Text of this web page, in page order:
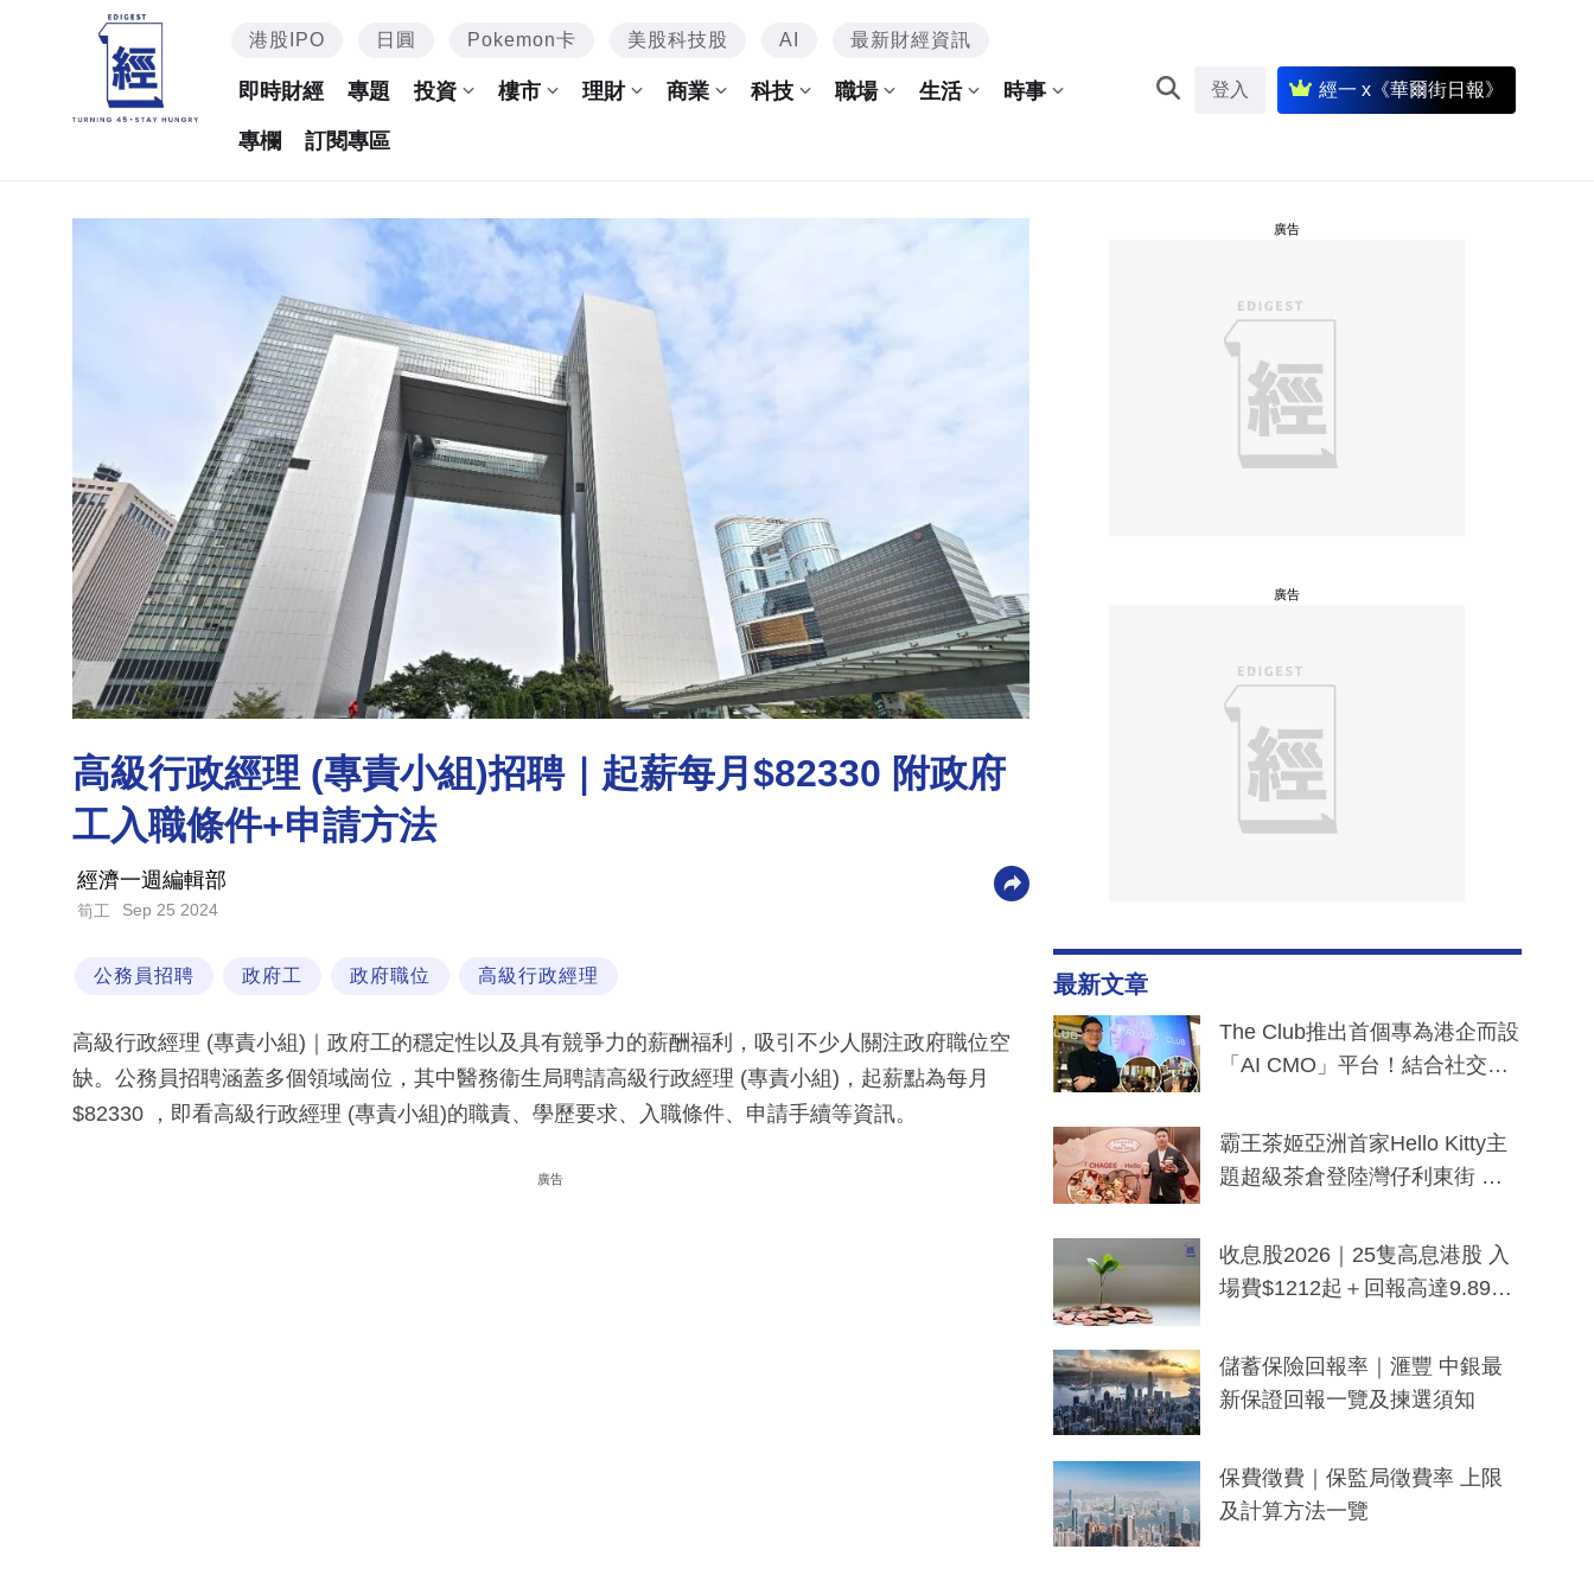
港股IPO 日圓 Pokemon卡 美股科技股 AI 最新財經資訊
即時財經 專題 投資 樓市 理財 商業 科技 職場 生活 時事
專欄 訂閱專區
登入 經一 x《華爾街日報》
高級行政經理 (專責小組)招聘｜起薪每月$82330 附政府
工入職條件+申請方法
經濟一週編輯部
筍工 Sep 25 2024
公務員招聘 政府工 政府職位 高級行政經理
高級行政經理 (專責小組)｜政府工的穩定性以及具有競爭力的薪酬福利，吸引不少人關注政府職位空
缺。公務員招聘涵蓋多個領域崗位，其中醫務衞生局聘請高級行政經理 (專責小組)，起薪點為每月
$82330 ，即看高級行政經理 (專責小組)的職責、學歷要求、入職條件、申請手續等資訊。
廣告
廣告
廣告
最新文章
The Club推出首個專為港企而設
「AI CMO」平台！結合社交聆
分鐘生成「貼地」宣傳短片
霸王茶姬亞洲首家Hello Kitty主
題超級茶倉登陸灣仔利東街 推
y及香港限定特調系列
收息股2026｜25隻高息港股 入
場費$1212起＋回報高達9.89
儲蓄保險回報率｜滙豐 中銀最
新保證回報一覽及揀選須知
保費徵費｜保監局徵費率 上限
及計算方法一覽